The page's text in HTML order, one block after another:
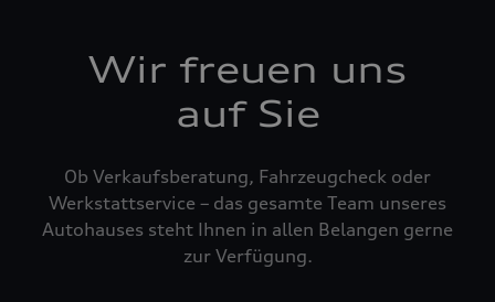
Wir freuen uns
auf Sie
Ob Verkaufsberatung, Fahrzeugcheck oder
Werkstattservice – das gesamte Team unseres
Autohauses steht Ihnen in allen Belangen gerne
zur Verfügung.